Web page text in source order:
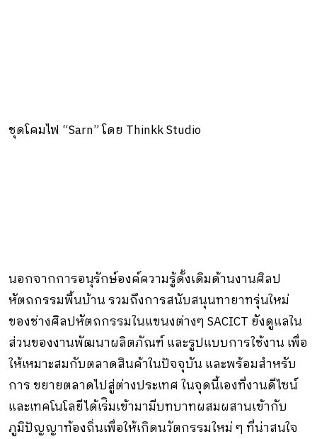
ชุดโคมไฟ “Sarn” โดย Thinkk Studio
นอกจากการอนุรักษ์องค์ความรู้ดั้งเดิมด้านงานศิลป
หัตถกรรมพื้นบ้าน รวมถึงการสนับสนุนทายาทรุ่นใหม่
ของช่างศิลปหัตถกรรมในแขนงต่างๆ SACICT ยังดูแลใน
ส่วนของงานพัฒนาผลิตภัณฑ์ และรูปแบบการใช้งาน เพื่อ
ให้เหมาะสมกับตลาดสินค้าในปัจจุบัน และพร้อมสําหรับ
การ ขยายตลาดไปสู่ต่างประเทศ ในจุดนี้เองที่งานดีไซน์
และเทคโนโลยีได้เร่ิมเข้ามามีบทบาทผสมผสานเข้ากับ
ภูมิปัญญาท้องถิ่นเพื่อให้เกิดนวัตกรรมใหม่ ๆ ที่น่าสนใจ